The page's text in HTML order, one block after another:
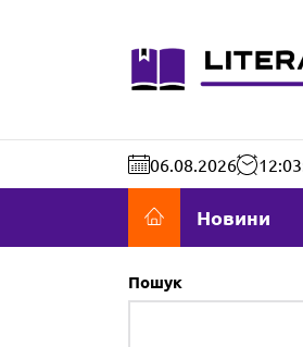
06.08.2026
Новини
Пошук